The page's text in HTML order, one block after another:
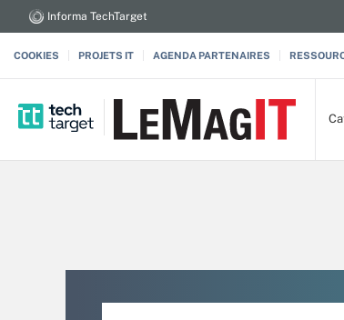
Informa TechTarget
COOKIES PROJETS IT AGENDA PARTENAIRES